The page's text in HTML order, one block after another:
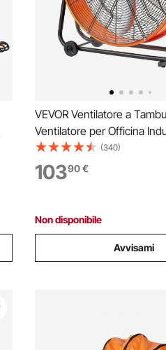
VEVOR Ventilatore a
Ventilatore per Officina
Alta Velocità 609 mm, 3
CFM, Inclinazione
Timer 0-2H, Ventilatore
(340)
10390€
Non disponibile
Avvisami